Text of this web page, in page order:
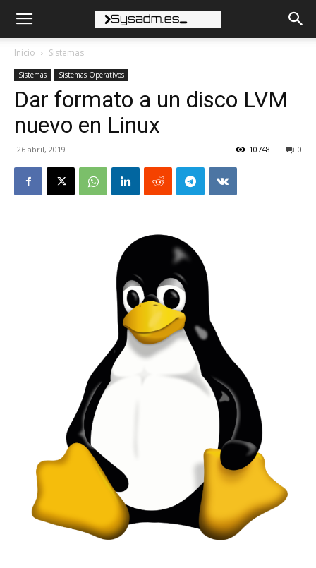
Inicio Sistemas
Sistemas Sistemas Operativos
Dar formato a un disco LVM
nuevo en Linux
26 abril, 2019 0
10748